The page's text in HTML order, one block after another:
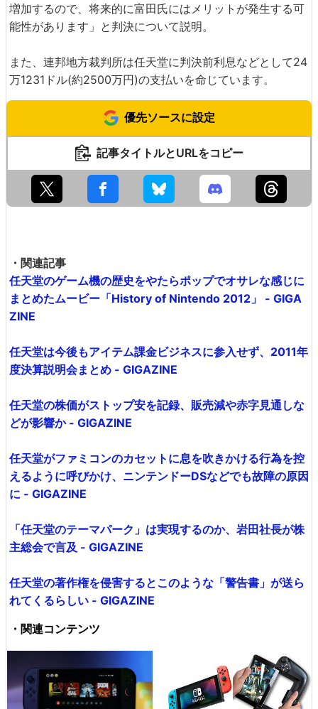
増加するので、将来的に富田氏にはメリットが発生する可
能性があります」と判決について説明。
また、連邦地方裁判所は任天堂に判決前利息などとして24
万1231ドル(約2500万円)の支払いを命じています。
優先ソースに設定
記事タイトルとURLをコピー
・関連記事
任天堂のゲーム機の歴史をやたらポップでオサレな感じに
まとめたムービー「History of Nintendo 2012」 - GIGA
ZINE
任天堂は今後もアイテム課金ビジネスに参入せず、2011年
度決算説明会まとめ - GIGAZINE
任天堂の株価がストップ安を記録、販売減や赤字見通しな
どが影響か - GIGAZINE
任天堂がファミコンのカセットに息を吹きかける行為を控
えるように呼びかけ、ニンテンドーDSなどでも故障の原因
に - GIGAZINE
「任天堂のテーマパーク」は実現するのか、岩田社長が株
主総会で言及 - GIGAZINE
任天堂の著作権を侵害するとこのような「警告書」が送ら
れてくるらしい - GIGAZINE
・関連コンテンツ